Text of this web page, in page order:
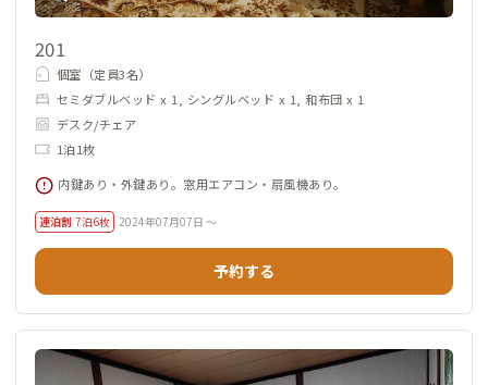
201
個室（定員3名）
セミダブルベッド x 1, シングルベッド x 1, 和布団 x 1
デスク/チェア
1泊1枚
内鍵あり・外鍵あり。窓用エアコン・扇風機あり。
連泊割 7泊6枚 2024年07月07日 ～
予約する